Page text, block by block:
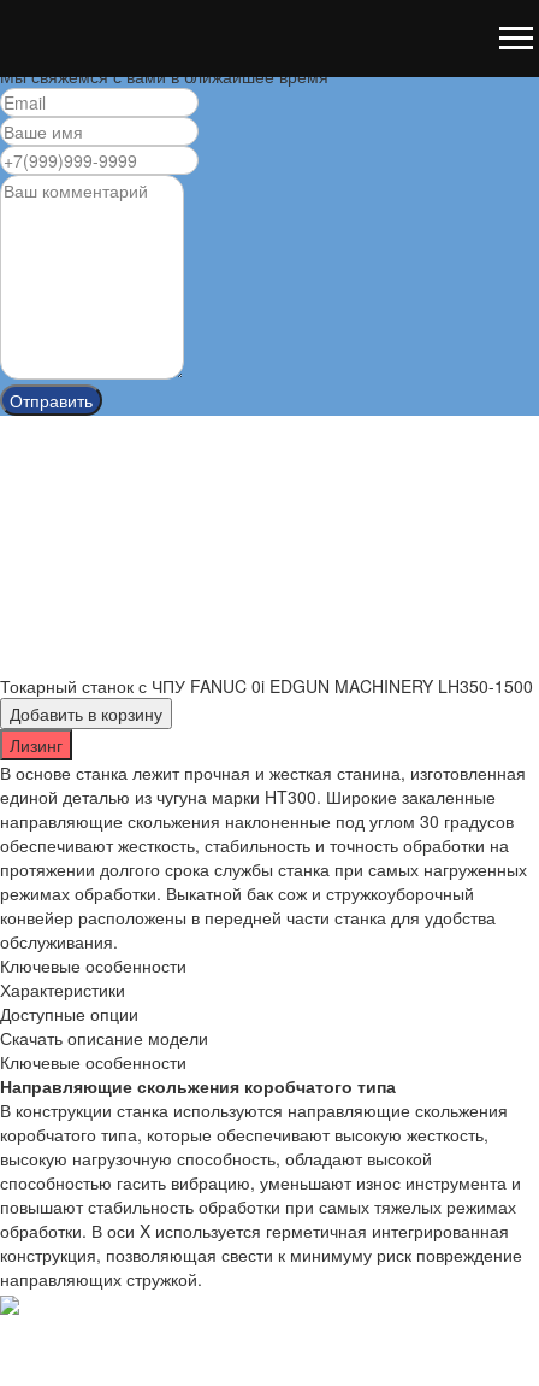
Мы свяжемся с вами в ближайшее время
Отправить
Токарный станок с ЧПУ FANUC 0i EDGUN MACHINERY LH350-1500
Добавить в корзину
Лизинг
В основе станка лежит прочная и жесткая станина, изготовленная
единой деталью из чугуна марки HT300. Широкие закаленные
направляющие скольжения наклоненные под углом 30 градусов
обеспечивают жесткость, стабильность и точность обработки на
протяжении долгого срока службы станка при самых нагруженных
режимах обработки. Выкатной бак сож и стружкоуборочный
конвейер расположены в передней части станка для удобства
обслуживания.
Ключевые особенности
Характеристики
Доступные опции
Скачать описание модели
Ключевые особенности
Направляющие скольжения коробчатого типа
В конструкции станка используются направляющие скольжения
коробчатого типа, которые обеспечивают высокую жесткость,
высокую нагрузочную способность, обладают высокой
способностью гасить вибрацию, уменьшают износ инструмента и
повышают стабильность обработки при самых тяжелых режимах
обработки. В оси X используется герметичная интегрированная
конструкция, позволяющая свести к минимуму риск повреждение
направляющих стружкой.